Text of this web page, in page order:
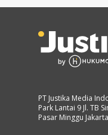
PT Justika Media
Park Lantai 9 Jl. TB
Pasar Minggu Jakarta